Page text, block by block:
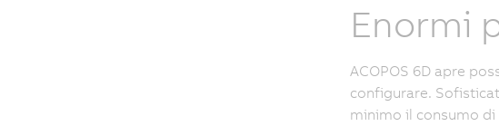
Enormi
ACOPOS 6D apre
configurare.
minimo il consumo